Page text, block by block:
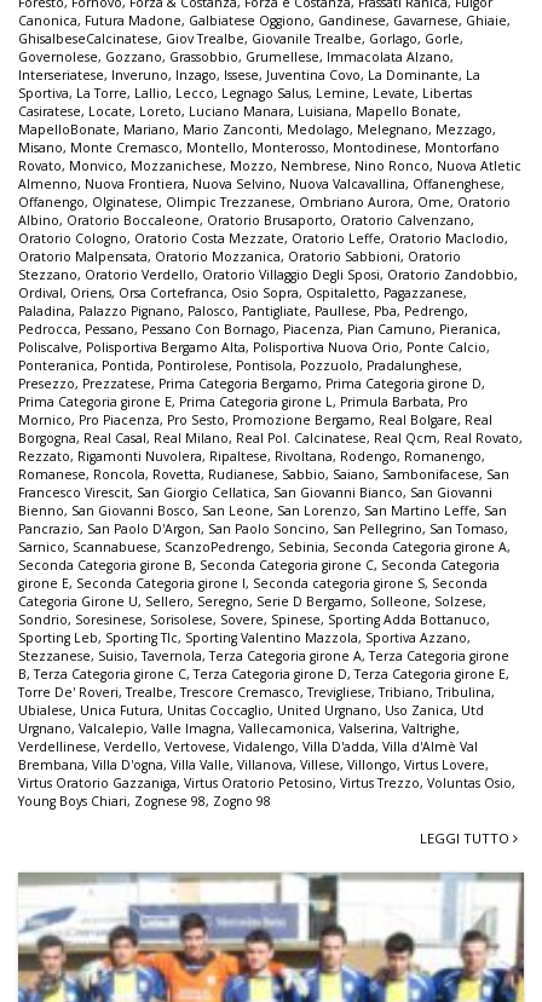
Canonica, Futura Madone, Galbiatese Oggiono, Gandinese, Gavarnese, Ghiaie,
GhisalbeseCalcinatese, Giov Trealbe, Giovanile Trealbe, Gorlago, Gorle,
Governolese, Gozzano, Grassobbio, Grumellese, Immacolata Alzano,
Interseriatese, Inveruno, Inzago, Issese, Juventina Covo, La Dominante, La
Sportiva, La Torre, Lallio, Lecco, Legnago Salus, Lemine, Levate, Libertas
Casiratese, Locate, Loreto, Luciano Manara, Luisiana, Mapello Bonate,
MapelloBonate, Mariano, Mario Zanconti, Medolago, Melegnano, Mezzago,
Misano, Monte Cremasco, Montello, Monterosso, Montodinese, Montorfano
Rovato, Monvico, Mozzanichese, Mozzo, Nembrese, Nino Ronco, Nuova Atletic
Almenno, Nuova Frontiera, Nuova Selvino, Nuova Valcavallina, Offanenghese,
Offanengo, Olginatese, Olimpic Trezzanese, Ombriano Aurora, Ome, Oratorio
Albino, Oratorio Boccaleone, Oratorio Brusaporto, Oratorio Calvenzano,
Oratorio Cologno, Oratorio Costa Mezzate, Oratorio Leffe, Oratorio Maclodio,
Oratorio Malpensata, Oratorio Mozzanica, Oratorio Sabbioni, Oratorio
Stezzano, Oratorio Verdello, Oratorio Villaggio Degli Sposi, Oratorio Zandobbio,
Ordival, Oriens, Orsa Cortefranca, Osio Sopra, Ospitaletto, Pagazzanese,
Paladina, Palazzo Pignano, Palosco, Pantigliate, Paullese, Pba, Pedrengo,
Pedrocca, Pessano, Pessano Con Bornago, Piacenza, Pian Camuno, Pieranica,
Poliscalve, Polisportiva Bergamo Alta, Polisportiva Nuova Orio, Ponte Calcio,
Ponteranica, Pontida, Pontirolese, Pontisola, Pozzuolo, Pradalunghese,
Presezzo, Prezzatese, Prima Categoria Bergamo, Prima Categoria girone D,
Prima Categoria girone E, Prima Categoria girone L , Primula Barbata, Pro
Mornico, Pro Piacenza, Pro Sesto, Promozione Bergamo, Real Bolgare, Real
Borgogna, Real Casal, Real Milano, Real Pol. Calcinatese, Real Qcm, Real Rovato,
Rezzato, Rigamonti Nuvolera, Ripaltese, Rivoltana, Rodengo, Romanengo,
Romanese, Roncola, Rovetta, Rudianese, Sabbio, Saiano, Sambonifacese, San
Francesco Virescit, San Giorgio Cellatica, San Giovanni Bianco, San Giovanni
Bienno, San Giovanni Bosco, San Leone, San Lorenzo, San Martino Leffe, San
Pancrazio, San Paolo D'Argon, San Paolo Soncino, San Pellegrino, San Tomaso,
Sarnico, Scannabuese, ScanzoPedrengo, Sebinia, Seconda Categoria girone A,
Seconda Categoria girone B, Seconda Categoria girone C, Seconda Categoria
girone E, Seconda Categoria girone I, Seconda categoria girone S, Seconda
Categoria Girone U, Sellero, Seregno, Serie D Bergamo, Solleone, Solzese,
Sondrio, Soresinese, Sorisolese, Sovere, Spinese, Sporting Adda Bottanuco,
Sporting Leb, Sporting Tlc, Sporting Valentino Mazzola, Sportiva Azzano,
Stezzanese, Suisio,Tavernola,Terza Categoria girone A,Terza Categoria girone
B,Terza Categoria girone C,Terza Categoria girone D,Terza Categoria girone E,
Torre De' Roveri,Trealbe,Trescore Cremasco,Trevigliese,Tribiano,Tribulina,
Ubialese, Unica Futura, Unitas Coccaglio, United Urgnano, Uso Zanica, Utd
Urgnano, Valcalepio, Valle Imagna, Vallecamonica, Valserina, Valtrighe,
Verdellinese, Verdello, Vertovese, Vidalengo, Villa D'adda, Villa d'Almè Val
Brembana, Villa D'ogna, Villa Valle, Villanova, Villese, Villongo, Virtus Lovere,
Virtus Oratorio Gazzaniga, Virtus Oratorio Petosino, Virtus Trezzo, Voluntas Osio,
Young Boys Chiari, Zognese 98, Zogno 98
LEGGI TUTTO